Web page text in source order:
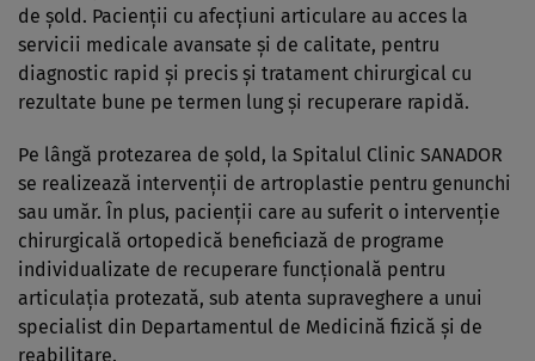
de șold. Pacienții cu afecțiuni articulare au acces la
servicii medicale avansate și de calitate, pentru
diagnostic rapid și precis și tratament chirurgical cu
rezultate bune pe termen lung și recuperare rapidă.
Pe lângă protezarea de șold, la Spitalul Clinic SANADOR
se realizează intervenții de artroplastie pentru genunchi
sau umăr. În plus, pacienții care au suferit o intervenție
chirurgicală ortopedică beneficiază de programe
individualizate de recuperare funcțională pentru
articulația protezată, sub atenta supraveghere a unui
specialist din Departamentul de Medicină fizică și de
reabilitare.